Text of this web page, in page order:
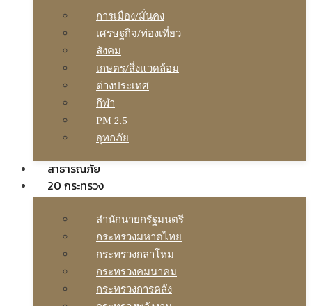
การเมือง/มั่นคง
เศรษฐกิจ/ท่องเที่ยว
สังคม
เกษตร/สิ่งแวดล้อม
ต่างประเทศ
กีฬา
PM 2.5
อุทกภัย
สาธารณภัย
20 กระทรวง
สํานักนายกรัฐมนตรี
กระทรวงมหาดไทย
กระทรวงกลาโหม
กระทรวงคมนาคม
กระทรวงการคลัง